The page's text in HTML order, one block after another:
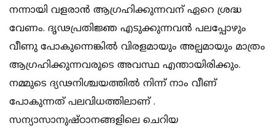
നന്നായി വളരാന്‍ ആഗ്രഹിക്കുന്നവന് ഏറെ ശ്രദ്ധ
വേണം. ദൃഢപ്രതിജ്ഞ എടുക്കുന്നവന്‍ പലപ്പോഴും
വീണു പോകുന്നെങ്കില്‍ വിരളമായും അല്പമായും മാത്രം
ആഗ്രഹിക്കുന്നവരുടെ അവസ്ഥ എന്തായിരിക്കും.
നമ്മുടെ ദ്യഢനിശ്ചയത്തില്‍ നിന്ന് നാം വീണ്
പോകുന്നത് പലവിധത്തിലാണ് .
സന്യാസാനുഷ്ഠാനങ്ങളിലെ ചെറിയ